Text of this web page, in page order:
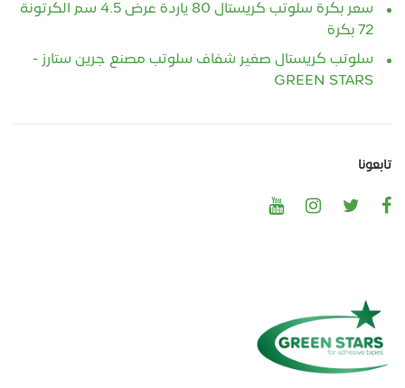
سعر بكرة سلوتب كريستال 80 ياردة عرض 4.5 سم الكرتونة
72 بكرة
سلوتب كريستال صغير شفاف سلوتب مصنع جرين ستارز -
GREEN STARS
تابعونا